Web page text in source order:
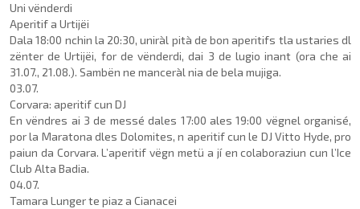
Uni vënderdi
Aperitif a Urtijëi
Dala 18:00 nchin la 20:30, uniràl pità de bon aperitifs tla ustaries dl
zënter de Urtijëi, for de vënderdi, dai 3 de lugio inant (ora che ai
31.07., 21.08.). Sambën ne manceràl nia de bela mujiga.
03.07.
Corvara: aperitif cun DJ
En vëndres ai 3 de messé dales 17:00 ales 19:00 vëgnel or­ganisé,
por la Maratona dles Dolomites, n aperitif cun le DJ Vitto Hyde, pro
paiun da Corvara. L’aperitif vëgn metü a jí en colaboraziun cun l’Ice
Club Alta Badia.
04.07.
Tamara Lunger te piaz a Cianacei